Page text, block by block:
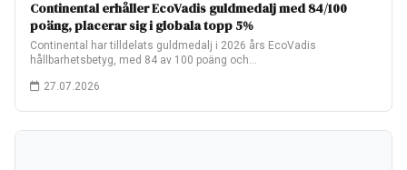
Continental erhåller EcoVadis guldmedalj med 84/100
poäng, placerar sig i globala topp 5%
Continental har tilldelats guldmedalj i 2026 års EcoVadis
hållbarhetsbetyg, med 84 av 100 poäng och…
27.07.2026